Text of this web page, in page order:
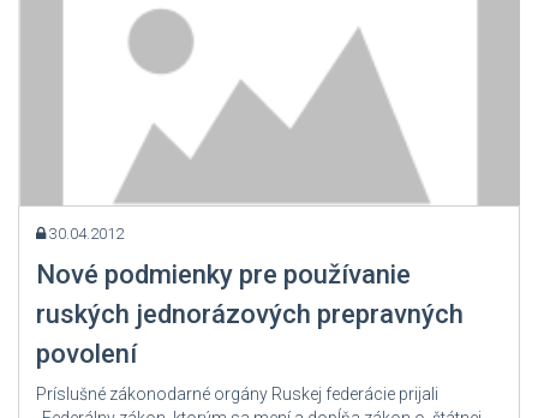
30.04.2012
Nové podmienky pre používanie
ruských jednorázových prepravných
povolení
Príslušné zákonodarné orgány Ruskej federácie prijali